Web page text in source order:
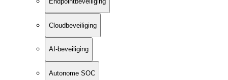
Cloudbeveiliging
AI-beveiliging
Autonome SOC